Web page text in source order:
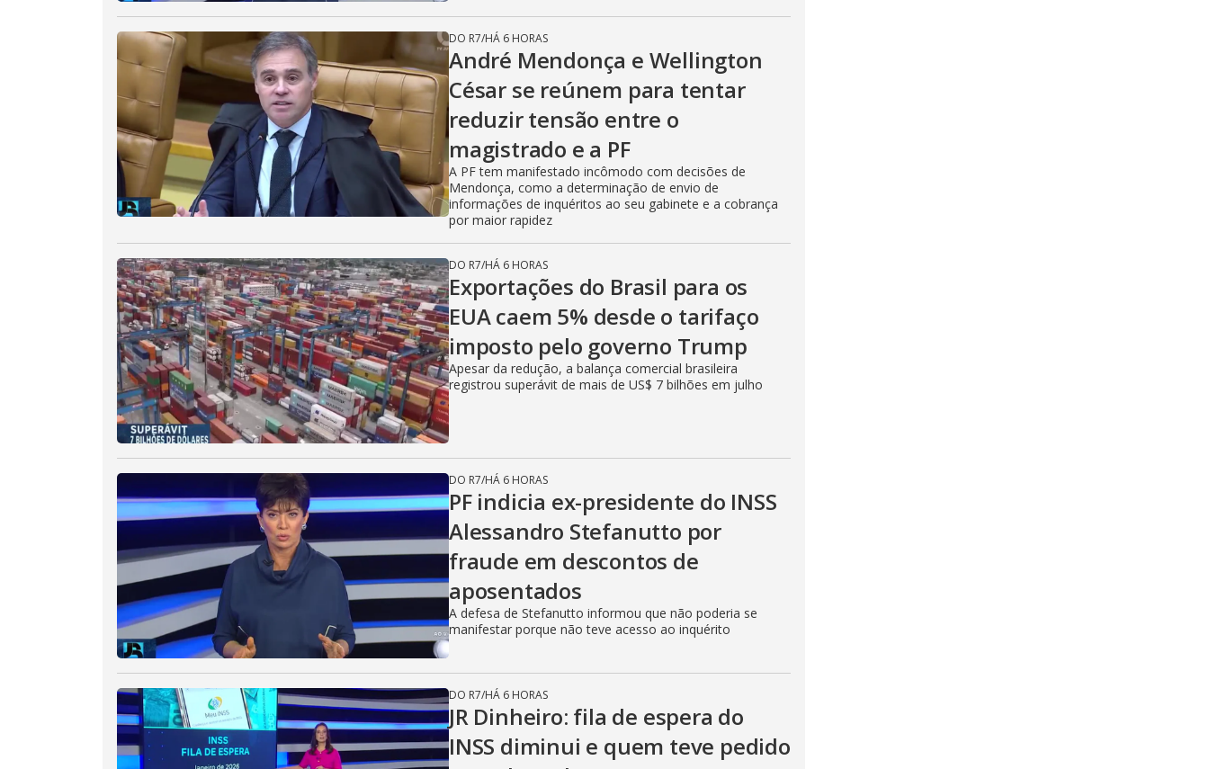
DO R7/HÁ 6 HORAS
André Mendonça e Wellington
César se reúnem para tentar
reduzir tensão entre o
magistrado e a PF
A PF tem manifestado incômodo com decisões de
Mendonça, como a determinação de envio de
informações de inquéritos ao seu gabinete e a cobrança
por maior rapidez
DO R7/HÁ 6 HORAS
Exportações do Brasil para os
EUA caem 5% desde o tarifaço
imposto pelo governo Trump
Apesar da redução, a balança comercial brasileira
registrou superávit de mais de US$ 7 bilhões em julho
DO R7/HÁ 6 HORAS
PF indicia ex-presidente do INSS
Alessandro Stefanutto por
fraude em descontos de
aposentados
A defesa de Stefanutto informou que não poderia se
manifestar porque não teve acesso ao inquérito
DO R7/HÁ 6 HORAS
JR Dinheiro: fila de espera do
INSS diminui e quem teve pedido